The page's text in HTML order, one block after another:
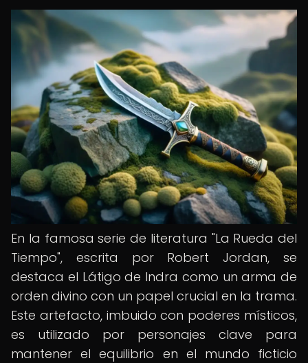
En la famosa serie de literatura "La Rueda del
Tiempo", escrita por Robert Jordan, se
destaca el Látigo de Indra como un arma de
orden divino con un papel crucial en la trama.
Este artefacto, imbuido con poderes místicos,
es utilizado por personajes clave para
mantener el equilibrio en el mundo ficticio